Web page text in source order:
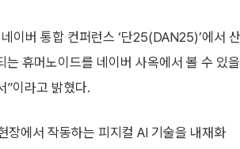
이버 통합 컨퍼런스 ‘단25(DAN25)’에서
는 휴머노이드를 네이버 사옥에서 볼 수 있
”이라고 밝혔다.
장에서 작동하는 피지컬 AI 기술을 내재화